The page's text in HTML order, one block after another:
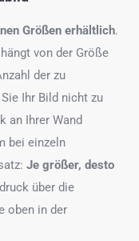
Größen erhältlich.
hängt von der Größe
der zu
Ihr Bild nicht zu
an Ihrer Wand
bei einzeln
Je größer, desto
über die
oben in der